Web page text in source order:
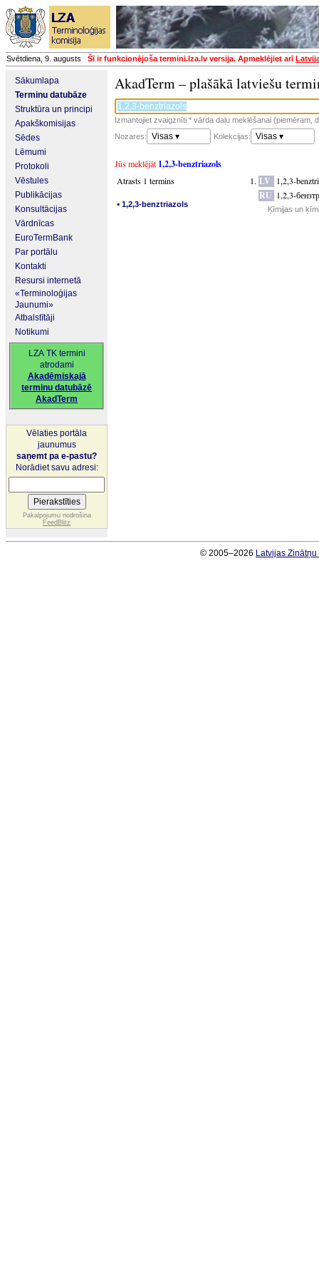
Svētdiena, 9. augusts Šī ir funkcionējoša termini.lza.lv versija. Apmeklējiet arī
Sākumlapa
Terminu datubāze
Struktūra un principi
Apakškomisijas
Sēdes
Lēmumi
Protokoli
Vēstules
Publikācijas
Konsultācijas
Vārdnīcas
EuroTermBank
Par portālu
Kontakti
Resursi internetā
«Terminoloģijas
Jaunumi»
Atbalstītāji
Notikumi
LZA TK termini
atrodami
Akadēmiskajā
terminu datubāzē
AkadTerm
Vēlaties portāla
jaunumus
saņemt pa e-pastu?
Norādiet savu adresi:
Pakalpojumu nodrošina
FeedBlitz
AkadTerm – plašākā latviešu
Izmantojiet zvaigznīti * vārda daļu meklēšanai (piemēram,
Nozares:
Visas ▾ Kolekcijas: Visas ▾
Jūs meklējāt 1,2,3-benztriazols
Atrasts 1 termins
▪ 1,2,3-benztriazols
LV 1,2,3-
RU 1,2,3-
Ķīmijas un
© 2005–2026 Latvijas